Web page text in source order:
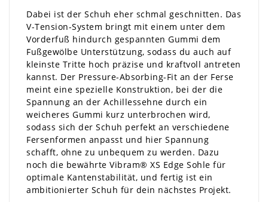
Dabei ist der Schuh eher schmal geschnitten. Das
V-Tension-System bringt mit einem unter dem
Vorderfuß hindurch gespannten Gummi dem
Fußgewölbe Unterstützung, sodass du auch auf
kleinste Tritte hoch präzise und kraftvoll antreten
kannst. Der Pressure-Absorbing-Fit an der Ferse
meint eine spezielle Konstruktion, bei der die
Spannung an der Achillessehne durch ein
weicheres Gummi kurz unterbrochen wird,
sodass sich der Schuh perfekt an verschiedene
Fersenformen anpasst und hier Spannung
schafft, ohne zu unbequem zu werden. Dazu
noch die bewährte Vibram® XS Edge Sohle für
optimale Kantenstabilität, und fertig ist ein
ambitionierter Schuh für dein nächstes Projekt.